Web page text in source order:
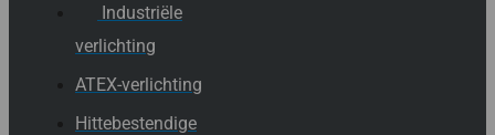
Industriële
verlichting
ATEX-verlichting
Hittebestendige